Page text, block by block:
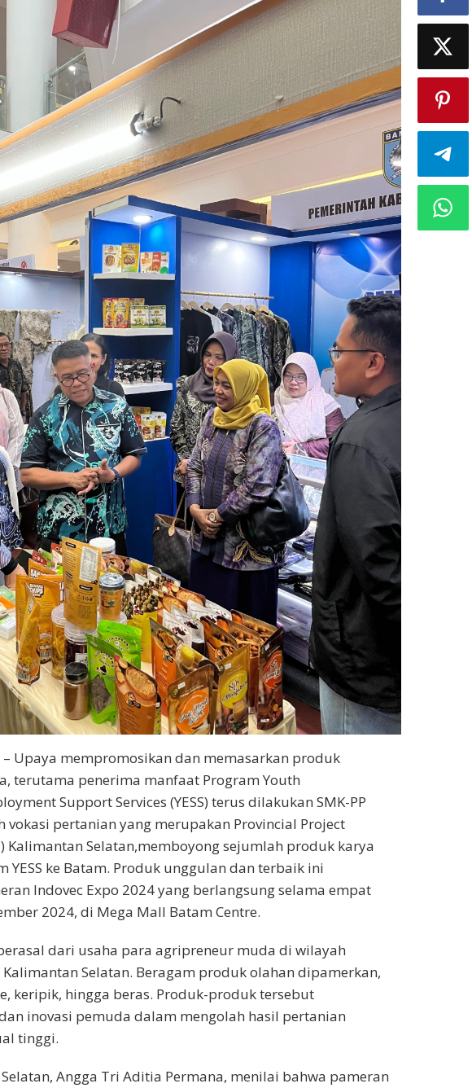
Upaya mempromosikan dan memasarkan produk
terutama penerima manfaat Program Youth
Support Services (YESS) terus dilakukan SMK-PP
vokasi pertanian yang merupakan Provincial Project
Kalimantan Selatan,memboyong sejumlah produk karya
YESS ke Batam. Produk unggulan dan terbaik ini
Indovec Expo 2024 yang berlangsung selama empat
2024, di Mega Mall Batam Centre.
dari usaha para agripreneur muda di wilayah
Kalimantan Selatan. Beragam produk olahan dipamerkan,
keripik, hingga beras. Produk-produk tersebut
inovasi pemuda dalam mengolah hasil pertanian
tinggi.
Angga Tri Aditia Permana, menilai bahwa pameran